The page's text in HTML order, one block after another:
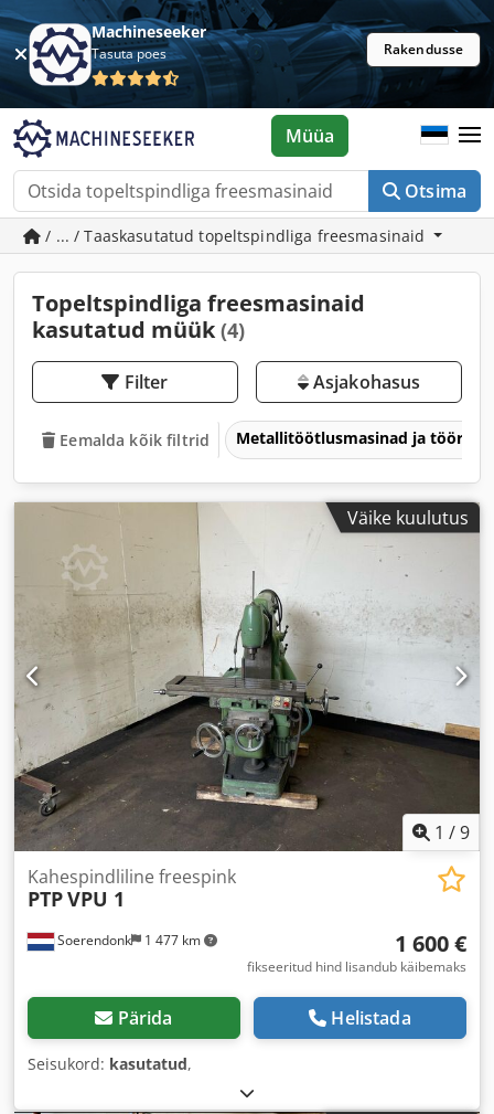
Machineseeker
Tasuta poes Rakendusse
Otsima
Müüa
/ ... / Taaskasutatud topeltspindliga freesmasinaid
Topeltspindliga freesmasinaid
kasutatud müük (4)
Filter Asjakohasus
Eemalda kõik filtrid Metallitöötlusmasinad ja
Väike kuulutus
1 /9
Soerendonk 1 477 km
Kahespindliline freespink
PTPVPU 1
1 600 €
fikseeritud hind lisandub käibemaks
Pärida Helistada
Seisukord: kasutatud,